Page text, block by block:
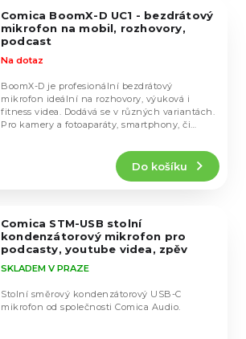
Comica BoomX-D UC1 - bezdrátový
mikrofon na mobil, rozhovory,
podcast
Na dotaz
Do košíku
BoomX-D je profesionální bezdrátový
mikrofon ideální na rozhovory, výuková i
fitness videa. Dodává se v různých variantách.
Pro kamery a fotoaparáty, smartphony, či
Comica STM-USB stolní
kondenzátorový mikrofon pro
podcasty, youtube videa, zpěv
SKLADEM V PRAZE
Stolní směrový kondenzátorový USB-C
mikrofon od společnosti Comica Audio.